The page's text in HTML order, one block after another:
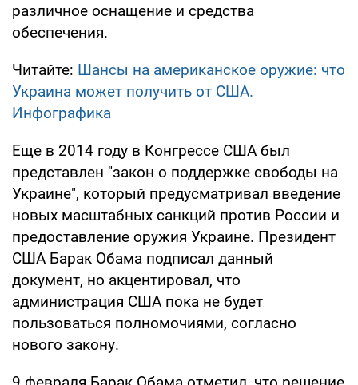
различное оснащение и средства
обеспечения.
Читайте: Шансы на американское оружие: что
Украина может получить от США.
Инфографика
Еще в 2014 году в Конгрессе США был
представлен "закон о поддержке свободы на
Украине", который предусматривал введение
новых масштабных санкций против России и
предоставление оружия Украине. Президент
США Барак Обама подписал данный
документ, но акцентировал, что
администрация США пока не будет
пользоваться полномочиями, согласно
нового закону.